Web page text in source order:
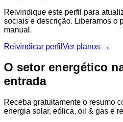
Reivindique este perfil para
sociais e descrição. Liberamos o
manual.
Reivindicar perfil Ver planos →
O setor energético
entrada
Receba gratuitamente o resumo
energia solar, eólica, oil & gas e